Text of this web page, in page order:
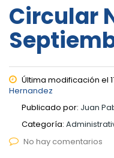
Circular
Última modificación el
Hernandez
Publicado por: Juan
Categoría:
No hay comentarios